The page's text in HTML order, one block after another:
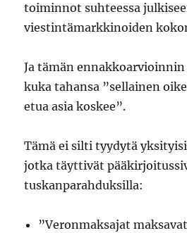
toiminnot suhteessa
viestintämarkkinoiden
Ja tämän
kuka tahansa ”sellainen
etua asia koskee”.
Tämä ei silti tyydytä
jotka täyttivät
tuskanparahduksilla:
”Veronmaksajat